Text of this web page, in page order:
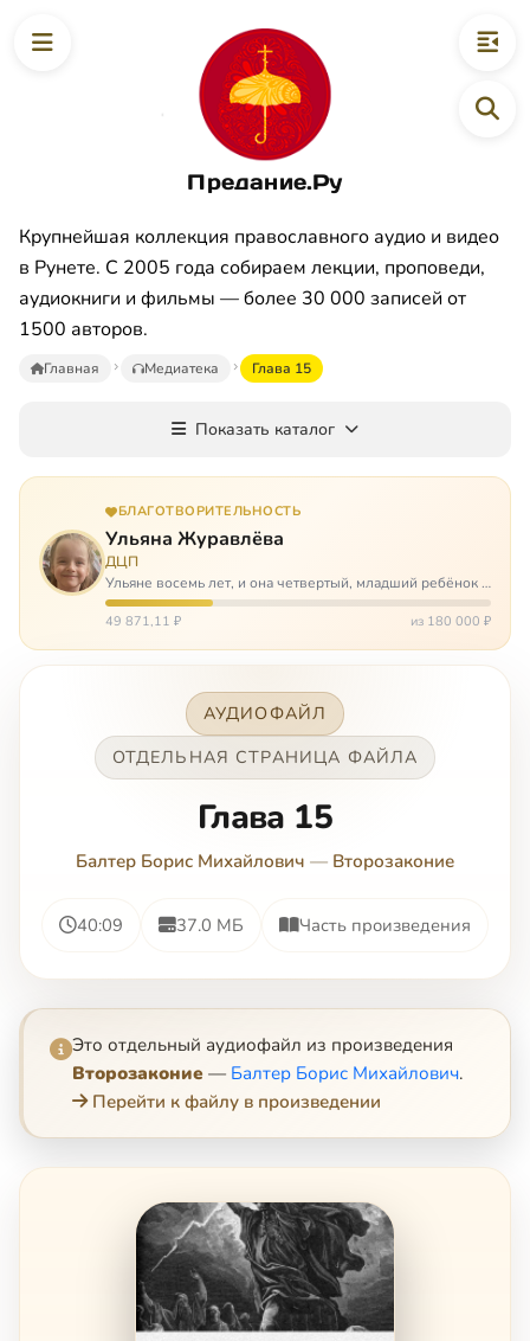
Предание.Ру
Крупнейшая коллекция православного аудио и видео
в Рунете. С 2005 года собираем лекции, проповеди,
аудиокниги и фильмы — более 30 000 записей от
1500 авторов.
Главная Медиатека Глава 15
Показать каталог
БЛАГОТВОРИТЕЛЬНОСТЬ
Ульяна Журавлёва
ДЦП
Ульяне восемь лет, и она четвертый, младший ребёнок в
многодетной семье. И с самого рождения Ульяну лечат.
Несколько операций, ежедневные процедуры,
49 871,11 ₽ из 180 000 ₽
АУДИОФАЙЛ
ОТДЕЛЬНАЯ СТРАНИЦА ФАЙЛА
Глава 15
Балтер Борис Михайлович — Второзаконие
40:09 37.0 МБ Часть произведения
Это отдельный аудиофайл из произведения
Второзаконие — Балтер Борис Михайлович.
Перейти к файлу в произведении